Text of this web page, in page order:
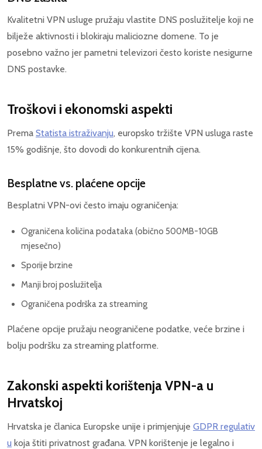
Kvalitetni VPN usluge pružaju vlastite DNS poslužitelje koji ne
bilježe aktivnosti i blokiraju maliciozne domene. To je
posebno važno jer pametni televizori često koriste nesigurne
DNS postavke.
Troškovi i ekonomski aspekti
Prema Statista istraživanju, europsko tržište VPN usluga raste
15% godišnje, što dovodi do konkurentnih cijena.
Besplatne vs. plaćene opcije
Besplatni VPN-ovi često imaju ograničenja:
Ograničena količina podataka (obično 500MB-10GB
mjesečno)
Sporije brzine
Manji broj poslužitelja
Ograničena podrška za streaming
Plaćene opcije pružaju neograničene podatke, veće brzine i
bolju podršku za streaming platforme.
Zakonski aspekti korištenja VPN-a u
Hrvatskoj
Hrvatska je članica Europske unije i primjenjuje GDPR regulativ
u koja štiti privatnost građana. VPN korištenje je legalno i